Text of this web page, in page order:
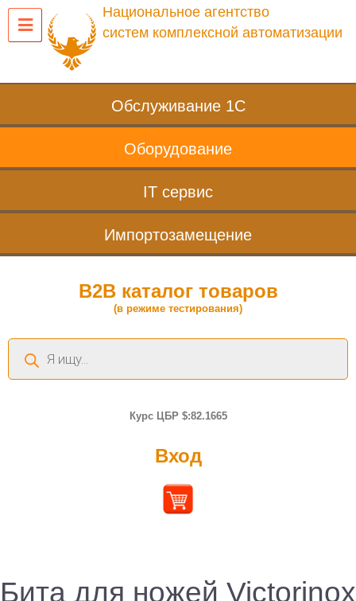
Национальное агентство
систем комплексной автоматизации
Обслуживание 1С
Оборудование
IT сервис
Импортозамещение
B2B каталог товаров
(в режиме тестирования)
Поиск
товаров
Курс ЦБР $:82.1665
Вход
Бита для ножей Victorinox